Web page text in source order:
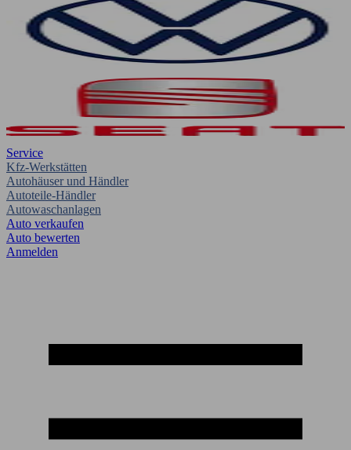
Service
Kfz-Werkstätten
Autohäuser und Händler
Autoteile-Händler
Autowaschanlagen
Auto verkaufen
Auto bewerten
Anmelden